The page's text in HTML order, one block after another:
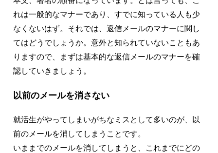
れは一般的なマナーであり、すでに知っている人も少
なくないはず。それでは、返信メールのマナーに関し
てはどうでしょうか。意外と知られていないこともあ
りますので、まずは基本的な返信メールのマナーを確
認していきましょう。
以前のメールを消さない
就活生がやってしまいがちなミスとして多いのが、以
前のメールを消してしまうことです。
いままでのメールを消してしまうと、これまでにどの